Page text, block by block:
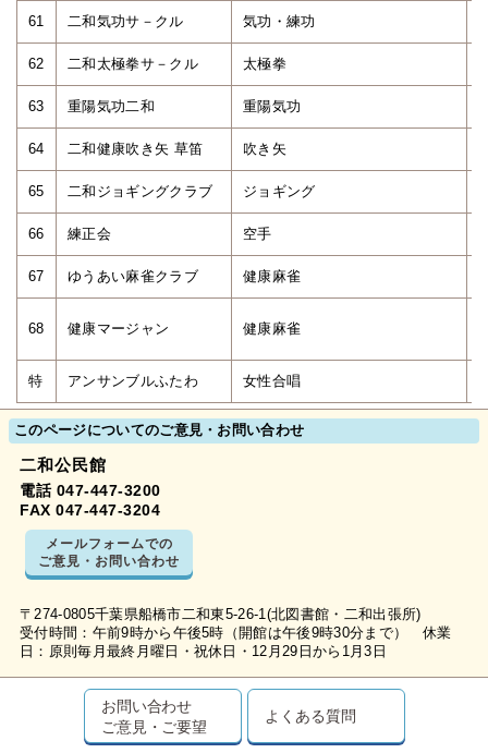
61 二和気功サ－クル 気功・練功
62 二和太極拳サ－クル 太極拳
63 重陽気功二和 重陽気功
64 二和健康吹き矢 草笛 吹き矢
65 二和ジョギングクラブ ジョギング
66 練正会 空手
67 ゆうあい麻雀クラブ 健康麻雀
68 健康マージャン 健康麻雀
特 アンサンブルふたわ 女性合唱
このページについてのご意見・お問い合わせ
二和公民館
電話 047-447-3200
FAX 047-447-3204
メールフォームでの
ご意見・お問い合わせ
〒274-0805千葉県船橋市二和東5-26-1(北図書館・二和出張所)
受付時間：午前9時から午後5時（開館は午後9時30分まで） 休業
日：原則毎月最終月曜日・祝休日・12月29日から1月3日
お問い合わせ
ご意見・ご要望
よくある質問